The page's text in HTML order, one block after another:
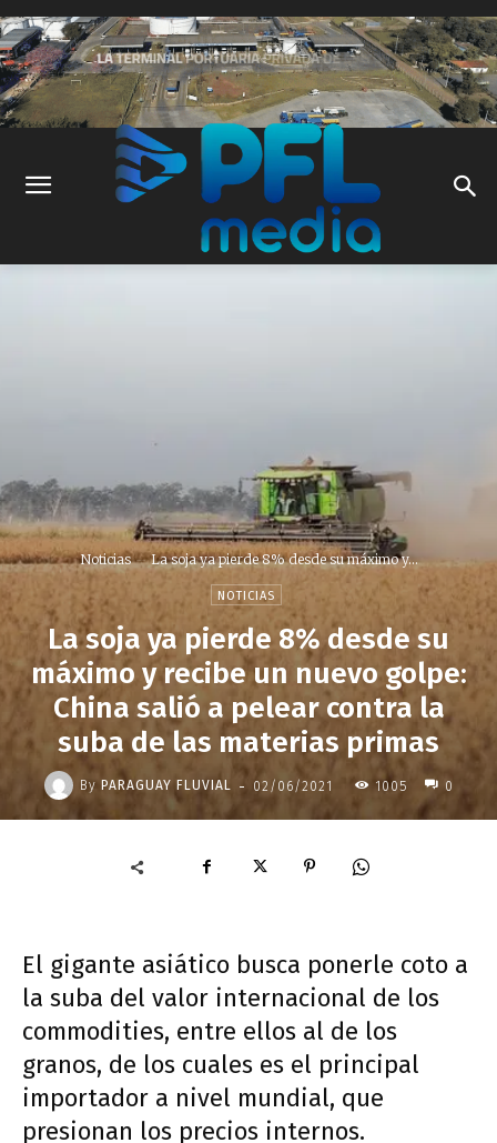
Noticias La soja ya pierde 8% desde su máximo y...
NOTICIAS
La soja ya pierde 8% desde su
máximo y recibe un nuevo golpe:
China salió a pelear contra la
suba de las materias primas
By PARAGUAY FLUVIAL - 02/06/2021 1005 0
El gigante asiático busca ponerle coto a
la suba del valor internacional de los
commodities, entre ellos al de los
granos, de los cuales es el principal
importador a nivel mundial, que
presionan los precios internos.